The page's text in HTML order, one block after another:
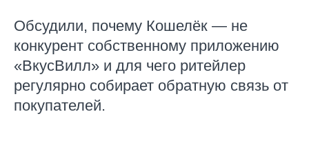
Обсудили, почему Кошелёк — не
конкурент собственному приложению
«ВкусВилл» и для чего ритейлер
регулярно собирает обратную связь от
покупателей.